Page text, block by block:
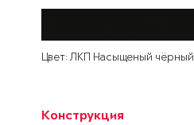
Цвет: ЛКП Насыщеный чёрный
Конструкция